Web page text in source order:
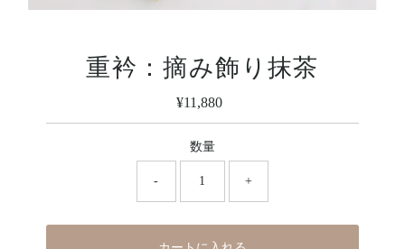
重衿：摘み飾り抹茶
定
価
¥11,880
数量
- +